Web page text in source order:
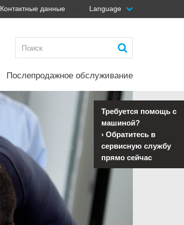
Контактные данные Language
Послепродажное обслуживание
Требуется помощь с
машиной?
› Обратитесь в
сервисную службу
прямо сейчас